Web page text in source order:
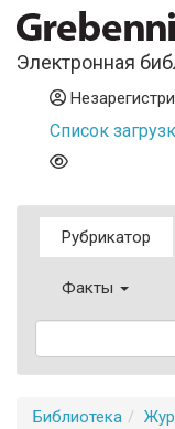
Электронная
Список
Рубрикатор
Факты
Библиотека